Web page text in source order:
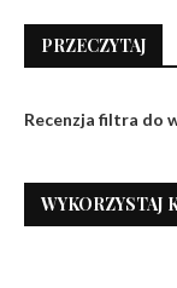
PRZECZYTAJ
Recenzja filtra do
WYKORZYSTAJ